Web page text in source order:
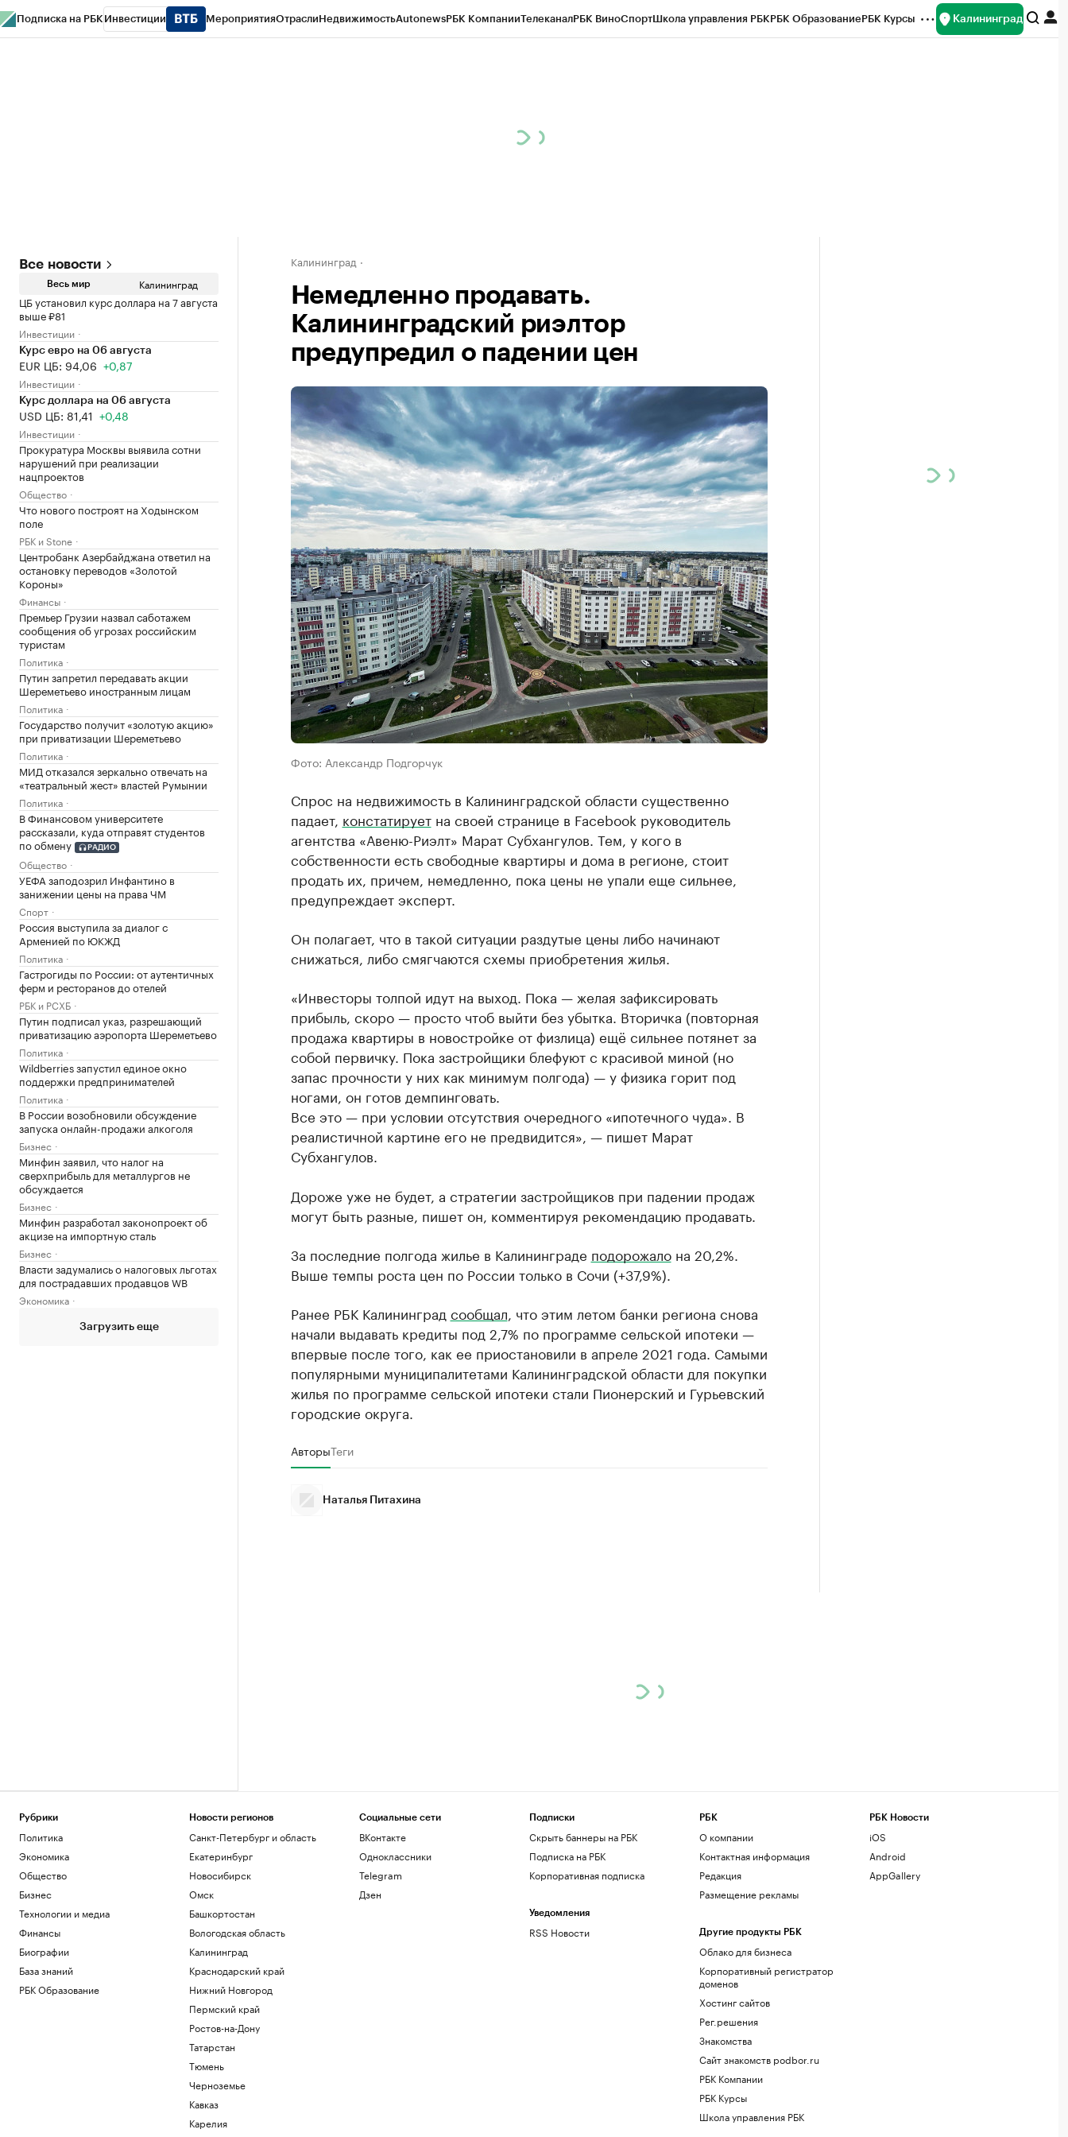
Подписка на РБК Инвестиции МероприятияОтраслиНедвижимостьAutonewsРБК КомпанииТелеканалРБК ВиноСпортШкола управления РБКРБК ОбразованиеРБК Курсы Калининград
Все новости
Весь мир Калининград
ЦБ установил курс доллара на 7 августа
выше ₽81
Инвестиции
Курс евро на 06 августа
EUR ЦБ: 94,06 +0,87
Инвестиции
Курс доллара на 06 августа
USD ЦБ: 81,41 +0,48
Инвестиции
Прокуратура Москвы выявила сотни
нарушений при реализации
нацпроектов
Общество
Что нового построят на Ходынском
поле
РБК и Stone
Центробанк Азербайджана ответил на
остановку переводов «Золотой
Короны»
Финансы
Премьер Грузии назвал саботажем
сообщения об угрозах российским
туристам
Политика
Путин запретил передавать акции
Шереметьево иностранным лицам
Политика
Государство получит «золотую акцию»
при приватизации Шереметьево
Политика
МИД отказался зеркально отвечать на
«театральный жест» властей Румынии
Политика
В Финансовом университете
рассказали, куда отправят студентов
по обмену
РАДИО
Общество
УЕФА заподозрил Инфантино в
занижении цены на права ЧМ
Спорт
Россия выступила за диалог с
Арменией по ЮКЖД
Политика
Гастрогиды по России: от аутентичных
ферм и ресторанов до отелей
РБК и РСХБ
Путин подписал указ, разрешающий
приватизацию аэропорта Шереметьево
Политика
Wildberries запустил единое окно
поддержки предпринимателей
Политика
В России возобновили обсуждение
запуска онлайн-продажи алкоголя
Бизнес
Минфин заявил, что налог на
сверхприбыль для металлургов не
обсуждается
Бизнес
Минфин разработал законопроект об
акцизе на импортную сталь
Бизнес
Власти задумались о налоговых льготах
для пострадавших продавцов WB
Экономика
Загрузить еще
Калининград
Немедленно продавать.
Калининградский риэлтор
предупредил о падении цен
Фото: Александр Подгорчук
Спрос на недвижимость в Калининградской области существенно
падает, констатируетна своей странице в Facebook руководитель
агентства «Авеню-Риэлт» Марат Субхангулов. Тем, у кого в
собственности есть свободные квартиры и дома в регионе, стоит
продать их, причем, немедленно, пока цены не упали еще сильнее,
предупреждает эксперт.
Он полагает, что в такой ситуации раздутые цены либо начинают
снижаться, либо смягчаются схемы приобретения жилья.
«Инвесторы толпой идут на выход. Пока — желая зафиксировать
прибыль, скоро — просто чтоб выйти без убытка. Вторичка (повторная
продажа квартиры в новостройке от физлица) ещё сильнее потянет за
собой первичку. Пока застройщики блефуют с красивой миной (но
запас прочности у них как минимум полгода) — у физика горит под
ногами, он готов демпинговать.
Все это — при условии отсутствия очередного «ипотечного чуда». В
реалистичной картине его не предвидится», — пишет Марат
Субхангулов.
Дороже уже не будет, а стратегии застройщиков при падении продаж
могут быть разные, пишет он, комментируя рекомендацию продавать.
За последние полгода жилье в Калининграде подорожалона 20,2%.
Выше темпы роста цен по России только в Сочи (+37,9%).
Ранее РБК Калининград сообщал , что этим летом банки региона снова
начали выдавать кредиты под 2,7% по программе сельской ипотеки —
впервые после того, как ее приостановили в апреле 2021 года. Самыми
популярными муниципалитетами Калининградской области для покупки
жилья по программе сельской ипотеки стали Пионерский и Гурьевский
городские округа.
АвторыТеги
Наталья Питахина
Рубрики
Политика
Экономика
Общество
Бизнес
Технологии и медиа
Финансы
Биографии
База знаний
РБК Образование
Новости регионов
Санкт-Петербург и область
Екатеринбург
Новосибирск
Омск
Башкортостан
Вологодская область
Калининград
Краснодарский край
Нижний Новгород
Пермский край
Ростов-на-Дону
Татарстан
Тюмень
Черноземье
Кавказ
Карелия
Социальные сети
ВКонтакте
Одноклассники
Telegram
Дзен
Подписки
Скрыть баннеры на РБК
Подписка на РБК
Корпоративная подписка
Уведомления
RSS Новости
РБК
О компании
Контактная информация
Редакция
Размещение рекламы
Другие продукты РБК
Облако для бизнеса
Корпоративный регистратор
доменов
Хостинг сайтов
Рег.решения
Знакомства
Сайт знакомств podbor.ru
РБК Компании
РБК Курсы
Школа управления РБК
РБК Новости
iOS
Android
AppGallery